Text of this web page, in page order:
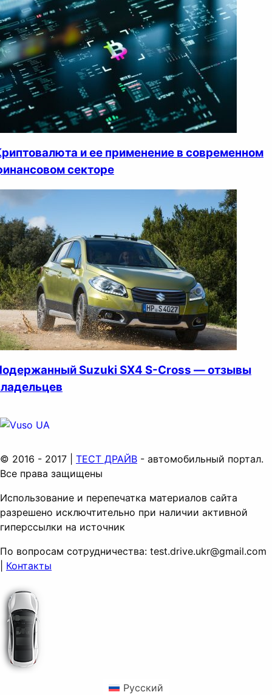
и ее применение в современном
секторе
Suzuki SX4 S-Cross — отзывы
© 2016 - 2017 | ТЕСТ ДРАЙВ - автомобильный портал.
Все права защищены
Использование и перепечатка материалов сайта
разрешено исключтительно при наличии активной
гиперссылки на источник
По вопросам сотрудничества: test.drive.ukr@gmail.com
Контакты
Русский